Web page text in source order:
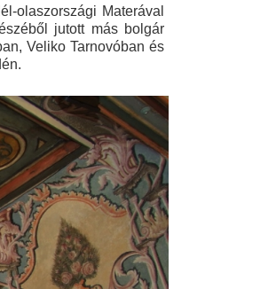
olaszországi Materával
jutott más bolgár
Veliko Tarnovóban és